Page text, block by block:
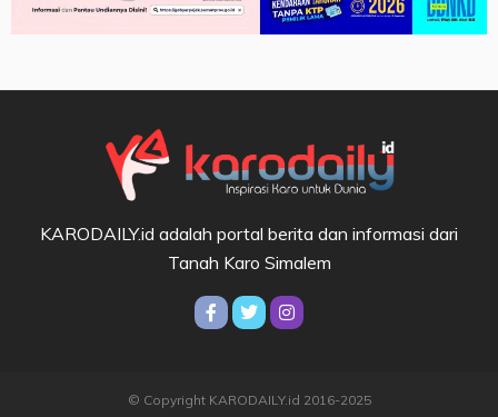
KARODAILY.id adalah portal berita dan informasi dari
Tanah Karo Simalem
© Copyright KARODAILY.id 2016-2025